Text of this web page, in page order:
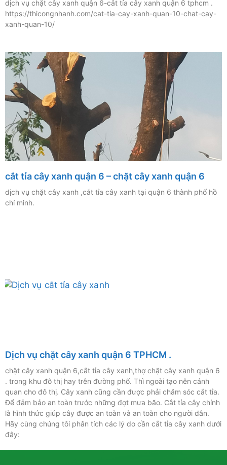
dịch vụ chặt cây xanh quận 6-cắt tỉa cây xanh quận 6 tphcm .
https://thicongnhanh.com/cat-tia-cay-xanh-quan-10-chat-cay-
xanh-quan-10/
cắt tỉa cây xanh quận 6 – chặt cây xanh quận 6
dịch vụ chặt cây xanh ,cắt tỉa cây xanh tại quận 6 thành phố hồ
chí minh.
Dịch vụ chặt cây xanh quận 6 TPHCM .
chặt cây xanh quận 6,cắt tỉa cây xanh,thợ chặt cây xanh quận 6
. trong khu đô thị hay trên đường phố. Thì ngoài tạo nên cảnh
quan cho đô thị. Cây xanh cũng cần được phải chăm sóc cắt tỉa.
Để đảm bảo an toàn trước những đợt mưa bão. Cắt tỉa cây chính
là hình thức giúp cây được an toàn và an toàn cho người dân.
Hãy cùng chúng tôi phân tích các lý do cần cắt tỉa cây xanh dưới
đây: